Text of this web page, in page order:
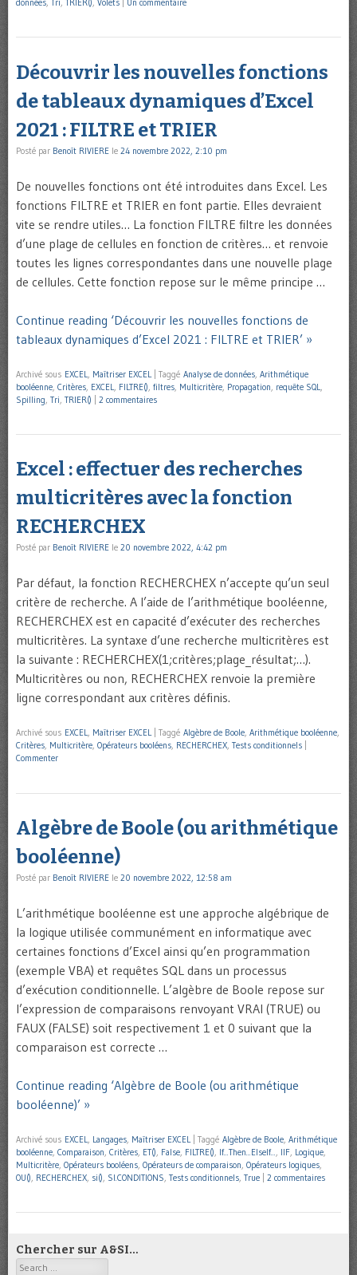
données, Tri, TRIER(), Volets Un commentaire
Découvrir les nouvelles fonctions
de tableaux dynamiques d’Excel
2021 : FILTRE et TRIER
Posté par Benoît RIVIERE le 24 novembre 2022, 2:10 pm
De nouvelles fonctions ont été introduites dans Excel. Les
fonctions FILTRE et TRIER en font partie. Elles devraient
vite se rendre utiles… La fonction FILTRE filtre les données
d’une plage de cellules en fonction de critères… et renvoie
toutes les lignes correspondantes dans une nouvelle plage
de cellules. Cette fonction repose sur le même principe …
Continue reading ‘Découvrir les nouvelles fonctions de
tableaux dynamiques d’Excel 2021 : FILTRE et TRIER’ »
Archivé sous EXCEL Maîtriser EXCEL Taggé Analyse de données Arithmétique
booléenne Critères EXCEL FILTRE() filtres Multicritère Propagation requête SQL
Spilling Tri TRIER() 2 commentaires
Excel : effectuer des recherches
multicritères avec la fonction
RECHERCHEX
Posté par Benoît RIVIERE le 20 novembre 2022, 4:42 pm
Par défaut, la fonction RECHERCHEX n’accepte qu’un seul
critère de recherche. A l’aide de l’arithmétique booléenne,
RECHERCHEX est en capacité d’exécuter des recherches
multicritères. La syntaxe d’une recherche multicritères est
la suivante : RECHERCHEX(1;critères;plage_résultat;…).
Multicritères ou non, RECHERCHEX renvoie la première
ligne correspondant aux critères définis.
Archivé sous EXCEL, Maîtriser EXCEL Taggé Algèbre de Boole, Arithmétique booléenne,
Critères, Multicritère, Opérateurs booléens, RECHERCHEX, Tests conditionnels
Commenter
Algèbre de Boole (ou arithmétique
booléenne)
Posté par Benoît RIVIERE le 20 novembre 2022, 12:58 am
L’arithmétique booléenne est une approche algébrique de
la logique utilisée communément en informatique avec
certaines fonctions d’Excel ainsi qu’en programmation
(exemple VBA) et requêtes SQL dans un processus
d’exécution conditionnelle. L’algèbre de Boole repose sur
l’expression de comparaisons renvoyant VRAI (TRUE) ou
FAUX (FALSE) soit respectivement 1 et 0 suivant que la
comparaison est correcte …
Continue reading ‘Algèbre de Boole (ou arithmétique
booléenne)’ »
Archivé sous EXCEL, Langages, Maîtriser EXCEL Taggé Algèbre de Boole, Arithmétique
booléenne, Comparaison, Critères, ET(), False, FILTRE(), If...Then...ElseIf..., IIF, Logique,
Multicritère, Opérateurs booléens, Opérateurs de comparaison, Opérateurs logiques,
OU(), RECHERCHEX, si(), SI.CONDITIONS, Tests conditionnels, True 2 commentaires
Chercher sur A&SI…
Search